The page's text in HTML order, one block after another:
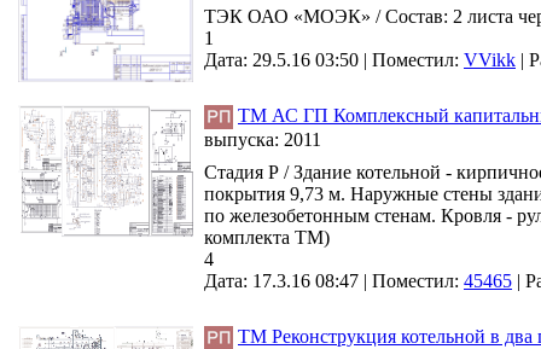
ТЭК ОАО «МОЭК» / Состав: 2 листа
1
Дата: 29.5.16 03:50 | Поместил: VVikk |
ТМ АС ГП Комплексный
выпуска: 2011
Стадия Р / Здание котельной -
покрытия 9,73 м. Наружные стены
по железобетонным стенам. Кровля -
комплекта ТМ)
4
Дата: 17.3.16 08:47 | Поместил: 45465 |
ТМ Реконструкция котельной в